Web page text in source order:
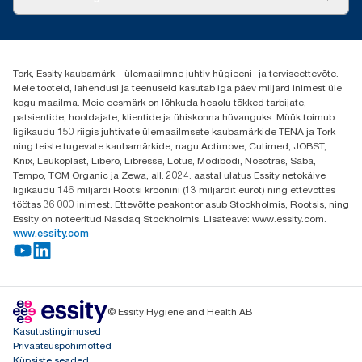
+37253322264
Leia Tork maaletooja
Essity Estonia OÜ
Reti Tee 9, Peetri alevik, Rae vald
Harju maakond
75312 Estonia
Tork, Essity kaubamärk – ülemaailmne juhtiv hügieeni- ja terviseettevõte.
Meie tooteid, lahendusi ja teenuseid kasutab iga päev miljard inimest üle
kogu maailma. Meie eesmärk on lõhkuda heaolu tõkked tarbijate,
patsientide, hooldajate, klientide ja ühiskonna hüvanguks. Müük toimub
ligikaudu 150 riigis juhtivate ülemaailmsete kaubamärkide TENA ja Tork
ning teiste tugevate kaubamärkide, nagu Actimove, Cutimed, JOBST,
Knix, Leukoplast, Libero, Libresse, Lotus, Modibodi, Nosotras, Saba,
Tempo, TOM Organic ja Zewa, all. 2024. aastal ulatus Essity netokäive
ligikaudu 146 miljardi Rootsi kroonini (13 miljardit eurot) ning ettevõttes
töötas 36 000 inimest. Ettevõtte peakontor asub Stockholmis, Rootsis, ning
Essity on noteeritud Nasdaq Stockholmis. Lisateave: www.essity.com.
www.essity.com
© Essity Hygiene and Health AB
Kasutustingimused
Privaatsuspõhimõtted